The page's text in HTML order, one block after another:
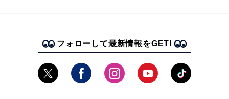
フォローして最新情報をGET!